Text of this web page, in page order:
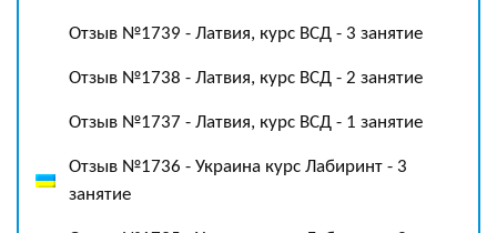
Отзыв №1739 - Латвия, курс ВСД - 3 занятие
Отзыв №1738 - Латвия, курс ВСД - 2 занятие
Отзыв №1737 - Латвия, курс ВСД - 1 занятие
Отзыв №1736 - Украина курс Лабиринт - 3
занятие